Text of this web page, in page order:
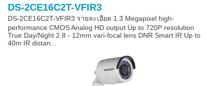
DS-2CE16C2T-VFIR3
DS-2CE16C2T-VFIR3 รายละเอียด 1.3 Megapixel high-
performance CMOS Analog HD output Up to 720P resolution
True Day/Night 2.8 - 12mm vari-focal lens DNR Smart IR Up to
40m IR distan...